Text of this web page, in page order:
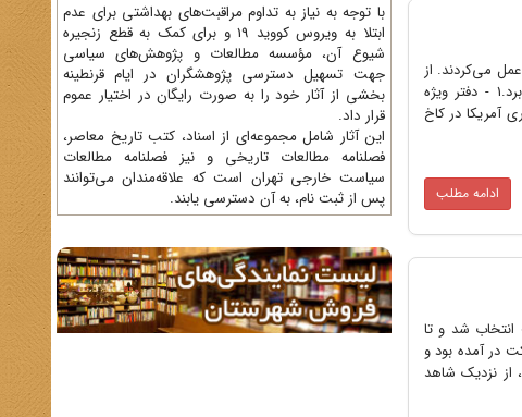
می‌کردند. از
جمله این سازمان‌ها می‌توان از دفتر ویژه یا مخصوص سلطنتی، سازمان بازرسی شاهنشاهی و بنیاد پهلوی نام برد.1 - دفتر ویژه
آمریکا در کاخ
ادامه مطلب
برای خدمت در این منصب انتخاب شد و تا
در آمده بود و
از نزدیک شاهد
با توجه به نیاز به تداوم مراقبت‌های بهداشتی برای عدم
ابتلا به ویروس کووید 19 و برای کمک به قطع زنجیره
شیوع آن، مؤسسه مطالعات و پژوهش‌های سیاسی
جهت تسهیل دسترسی پژوهشگران در ایام قرنطینه
بخشی از آثار خود را به صورت رایگان در اختیار عموم
قرار داد.
این آثار شامل مجموعه‌ای از اسناد، کتب تاریخ معاصر،
فصلنامه‌ مطالعات تاریخی و نیز فصلنامه مطالعات
سیاست خارجی تهران است که علاقه‌مندان می‌توانند
پس از ثبت نام، به آن دسترسی یابند.